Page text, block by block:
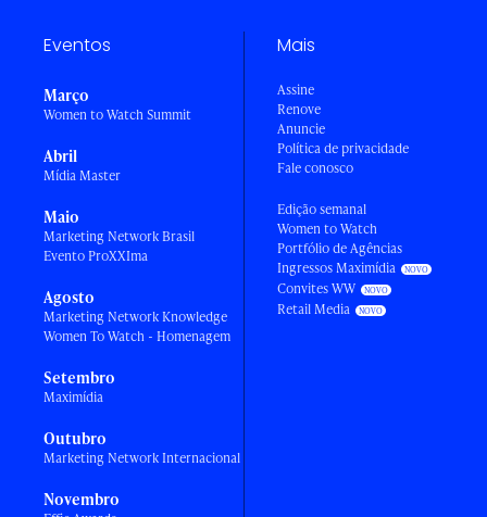
Eventos
Março
Women to Watch Summit
Abril
Mídia Master
Maio
Marketing Network Brasil
Evento ProXXIma
Agosto
Marketing Network Knowledge
Women To Watch - Homenagem
Setembro
Maximídia
Outubro
Marketing Network Internacional
Novembro
Mais
Assine
Renove
Anuncie
Política de privacidade
Fale conosco
Edição semanal
Women to Watch
Portfólio de Agências
Ingressos Maximídia
Convites WW
Retail Media